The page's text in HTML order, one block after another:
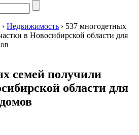
› Недвижимость › 537 многодетных
в Новосибирской области для
семей получили
области для